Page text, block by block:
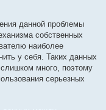
данной проблемы
собственных
наиболее
у себя. Таких данных
много, поэтому
серьезных